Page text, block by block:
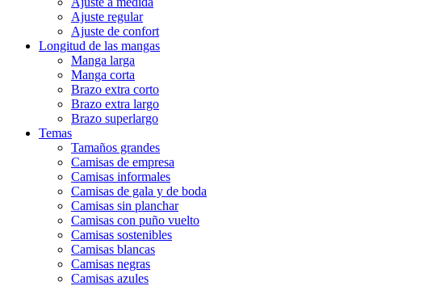
Ajuste regular
Ajuste de confort
Longitud de las mangas
Manga larga
Manga corta
Brazo extra corto
Brazo extra largo
Brazo superlargo
Temas
Tamaños grandes
Camisas de empresa
Camisas informales
Camisas de gala y de boda
Camisas sin planchar
Camisas con puño vuelto
Camisas sostenibles
Camisas blancas
Camisas negras
Camisas azules